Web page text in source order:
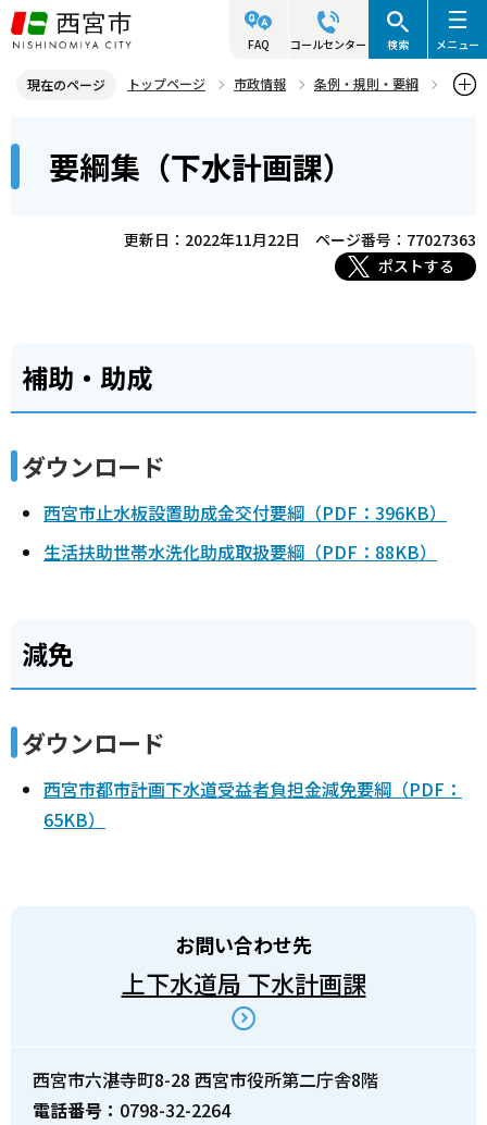
こ
の
ジ
先
FAQ コールセンター 検索 メニュー
現在のページ トップページ 市政情報
条例・規則・要綱
こ
要綱集（下水計画課）
更新日：2022年11月22日
ページ番号：77027363
ポストする
補助・助成
ダウンロード
西宮市止水板設置助成金交付要綱（PDF：396KB）
生活扶助世帯水洗化助成取扱要綱（PDF：88KB）
減免
ダウンロード
西宮市都市計画下水道受益者負担金減免要綱（PDF：
65KB）
お問い合わせ先
上下水道局 下水計画課
西宮市六湛寺町8-28 西宮市役所第二庁舎8階
電話番号： 0798-32-2264